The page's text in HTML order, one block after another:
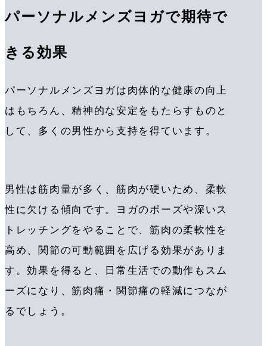
パーソナルメンズヨガで期待で
きる効果
パーソナルメンズヨガは肉体的な健康の向上
はもちろん、精神的な安定をもたらすものと
して、多くの男性から支持を得ています。
男性は筋肉量が多く、筋肉が硬いため、柔軟
性に欠ける傾向です。ヨガのポーズや深いス
トレッチングをやることで、筋肉の柔軟性を
高め、関節の可動範囲を広げる効果がありま
す。効果を得ると、日常生活での動作もスム
ーズになり、筋肉痛・関節痛の軽減につなが
るでしょう。